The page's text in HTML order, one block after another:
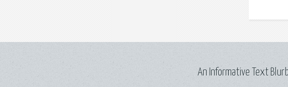
An Informative Text